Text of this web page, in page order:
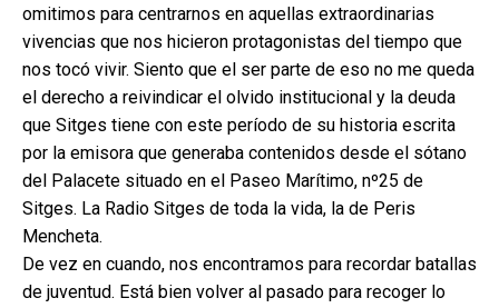
omitimos para centrarnos en aquellas extraordinarias
vivencias que nos hicieron protagonistas del tiempo que
nos tocó vivir. Siento que el ser parte de eso no me queda
el derecho a reivindicar el olvido institucional y la deuda
que Sitges tiene con este período de su historia escrita
por la emisora que generaba contenidos desde el sótano
del Palacete situado en el Paseo Marítimo, nº25 de
Sitges. La Radio Sitges de toda la vida, la de Peris
Mencheta.
De vez en cuando, nos encontramos para recordar batallas
de juventud. Está bien volver al pasado para recoger lo